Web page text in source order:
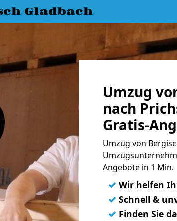
Gladbach
Umzug
nach
Gratis-
Umzug von
Angebote in 1 Min.
✓ Wir helfen
✓ Schnell &
✓ Finden Sie